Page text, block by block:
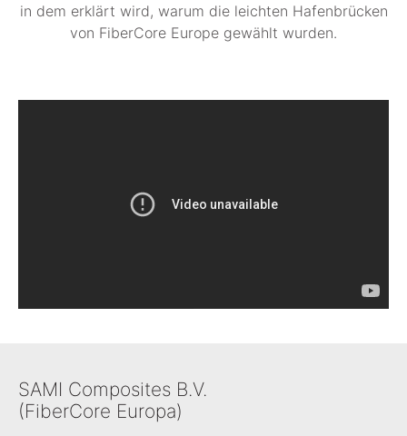
in dem erklärt wird, warum die leichten Hafenbrücken
von FiberCore Europe gewählt wurden.
SAMI Composites B.V.
(FiberCore Europa)